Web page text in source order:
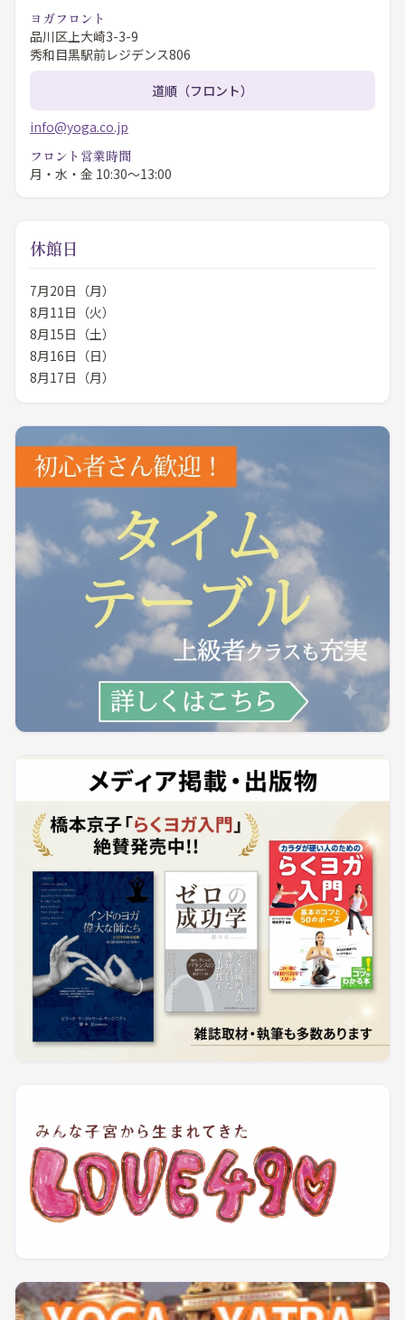
ヨガフロント
品川区上大崎3-3-9
秀和目黒駅前レジデンス806
道順（フロント）
info@yoga.co.jp
フロント営業時間
月・水・金 10:30〜13:00
休館日
7月20日（月）
8月11日（火）
8月15日（土）
8月16日（日）
8月17日（月）